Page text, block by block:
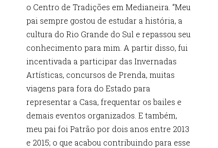
o Centro de Tradições em Medianeira. “Meu
pai sempre gostou de estudar a história, a
cultura do Rio Grande do Sul e repassou seu
conhecimento para mim. A partir disso, fui
incentivada a participar das Invernadas
Artísticas, concursos de Prenda, muitas
viagens para fora do Estado para
representar a Casa, frequentar os bailes e
demais eventos organizados. E também,
meu pai foi Patrão por dois anos entre 2013
e 2015; o que acabou contribuindo para esse